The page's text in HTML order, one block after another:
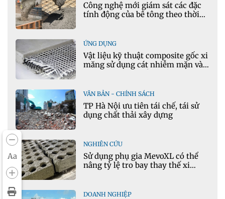
Aa
Công nghệ mới giám sát các đặc
tính động của bê tông theo thời
ỨNG DỤNG
Vật liệu kỹ thuật composite gốc xi
măng sử dụng cát nhiễm mặn và
VĂN BẢN - CHÍNH SÁCH
TP Hà Nội ưu tiên tái chế, tái sử
dụng chất thải xây dựng
NGHIÊN CỨU
Sử dụng phụ gia MevoXL có thể
nâng tỷ lệ tro bay thay thế xi
DOANH NGHIỆP